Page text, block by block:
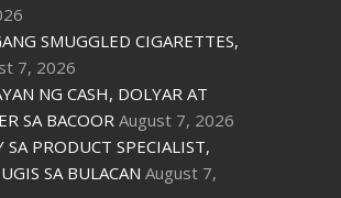
SMUGGLED CIGARETTES,
7, 2026
NG CASH, DOLYAR AT
SA BACOOR August 7, 2026
SA PRODUCT SPECIALIST,
SA BULACAN August 7,